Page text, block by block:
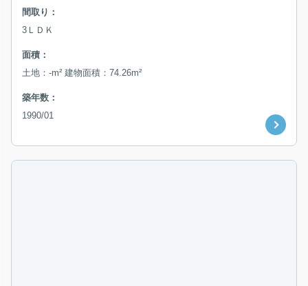
間取り：
3ＬＤＫ
面積：
土地：-m² 建物面積：74.26m²
築年数：
1990/01